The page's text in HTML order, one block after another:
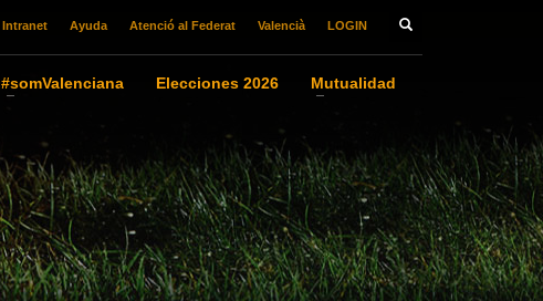
Intranet Ayuda Atenció al Federat Valencià LOGIN
#somValenciana Elecciones 2026
Mutualidad